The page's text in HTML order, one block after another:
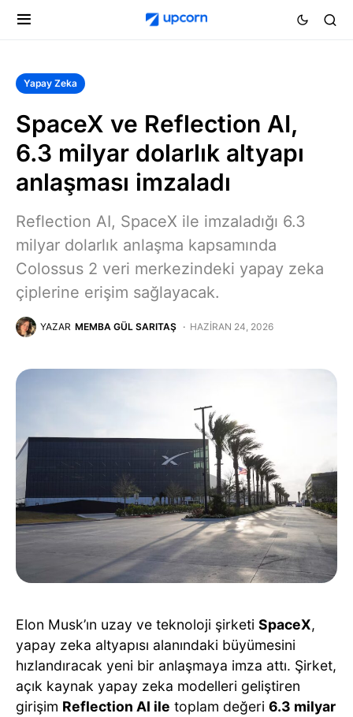
Yapay Zeka
SpaceX ve Reflection AI,
6.3 milyar dolarlık altyapı
anlaşması imzaladı
Reflection AI, SpaceX ile imzaladığı 6.3
milyar dolarlık anlaşma kapsamında
Colossus 2 veri merkezindeki yapay zeka
çiplerine erişim sağlayacak.
YAZAR MEMBA GÜL SARITAŞ HAZIRAN 24, 2026
Elon Musk’ın uzay ve teknoloji şirketi SpaceX,
yapay zeka altyapısı alanındaki büyümesini
hızlandıracak yeni bir anlaşmaya imza attı. Şirket,
açık kaynak yapay zeka modelleri geliştiren
girişim Reflection AI ile toplam değeri 6.3 milyar